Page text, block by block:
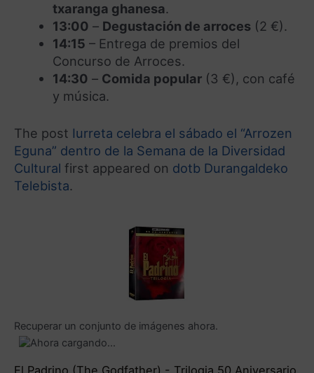
txaranga ghanesa.
13:00 – Degustación de arroces(2 €).
14:15 – Entrega de premios del
Concurso de Arroces.
14:30 – Comida popular(3 €), con café
y música.
The post Iurreta celebra el sábado el “Arrozen
Eguna” dentro de la Semana de la Diversidad
Cultural first appeared on dotb Durangaldeko
Telebista.
Recuperar un conjunto de imágenes ahora.